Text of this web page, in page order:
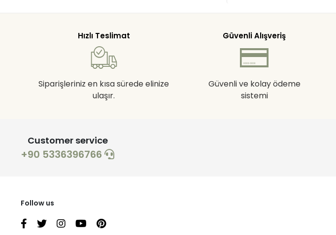
Hızlı Teslimat
Siparişleriniz en kısa sürede elinize
ulaşır.
Güvenli Alışveriş
Güvenli ve kolay ödeme
sistemi
Customer service
+90 5336396766
Follow us